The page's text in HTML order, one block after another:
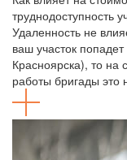
труднодоступность
Удаленность не
ваш участок
Красноярска), то на
работы бригады это